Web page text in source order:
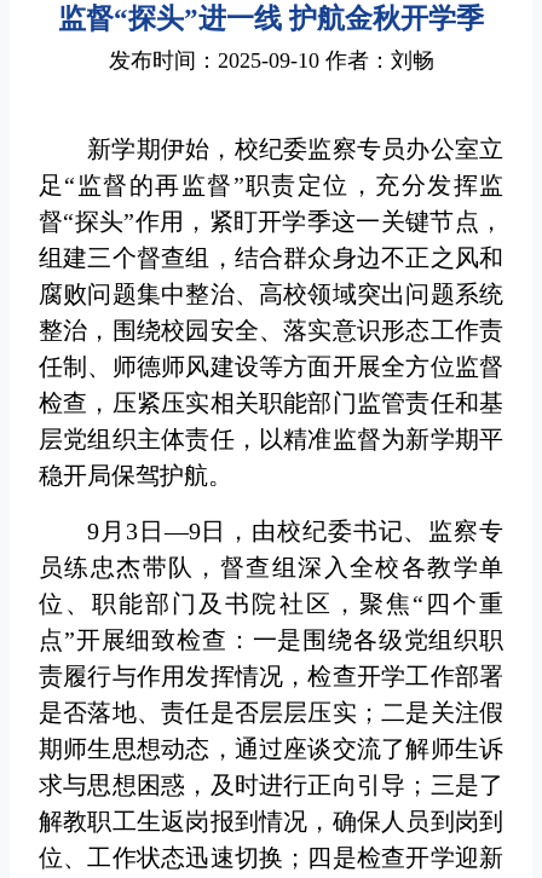
监督“探头”进一线 护航金秋开学季
发布时间：2025-09-10 作者：刘畅
新学期伊始，校纪委监察专员办公室立
足“监督的再监督”职责定位，充分发挥监
督“探头”作用，紧盯开学季这一关键节点，
组建三个督查组，结合群众身边不正之风和
腐败问题集中整治、高校领域突出问题系统
整治，围绕校园安全、落实意识形态工作责
任制、师德师风建设等方面开展全方位监督
检查，压紧压实相关职能部门监管责任和基
层党组织主体责任，以精准监督为新学期平
稳开局保驾护航。
9月3日—9日，由校纪委书记、监察专
员练忠杰带队，督查组深入全校各教学单
位、职能部门及书院社区，聚焦“四个重
点”开展细致检查：一是围绕各级党组织职
责履行与作用发挥情况，检查开学工作部署
是否落地、责任是否层层压实；二是关注假
期师生思想动态，通过座谈交流了解师生诉
求与思想困惑，及时进行正向引导；三是了
解教职工生返岗报到情况，确保人员到岗到
位、工作状态迅速切换；四是检查开学迎新